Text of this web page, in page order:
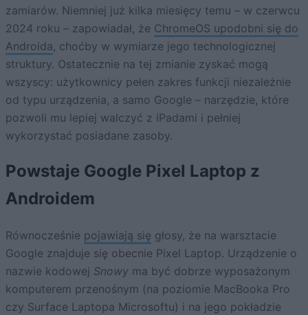
zamiarów. Niemniej już kilka miesięcy temu – w czerwcu
2024 roku – zapowiadał, że ChromeOS upodobni się do
Androida, choćby w wymiarze jego technologicznej
struktury. Ostatecznie na tej zmianie zyskać mogą
wszyscy: użytkownicy pełen zakres funkcji niezależnie
od typu urządzenia, a samo Google – narzędzie, które
pozwoli mu lepiej walczyć z iPadami i pełniej
wykorzystać posiadane zasoby.
Powstaje Google Pixel Laptop z
Androidem
Równocześnie pojawiają się głosy, że na warsztacie
Google znajduje się obecnie Pixel Laptop. Urządzenie o
nazwie kodowej Snowy ma być dobrze wyposażonym
komputerem przenośnym (na poziomie MacBooka Pro
czy Surface Laptopa Microsoftu) i na jego pokładzie